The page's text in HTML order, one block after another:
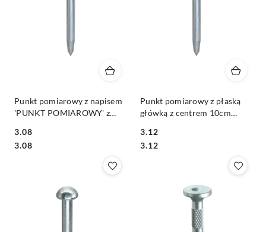
Punkt pomiarowy z napisem
'PUNKT POMIAROWY' z
Cena:
3.08
Cena:
3.08
Punkt pomiarowy z płaską
główką z centrem 10cm
Cena:
3.12
Cena:
3.12